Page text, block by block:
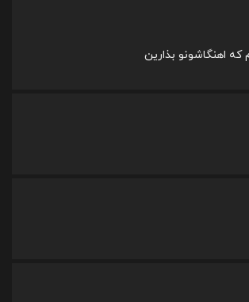
که اهنگاشونو بذارین